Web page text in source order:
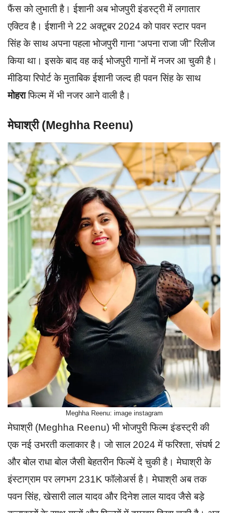
फैंस को लुभाती है। ईशानी अब भोजपुरी इंडस्ट्री में लगातार
एक्टिव है। ईशानी ने 22 अक्टूबर 2024 को पावर स्टार पवन
सिंह के साथ अपना पहला भोजपुरी गाना “अपना राजा जी” रिलीज
किया था। इसके बाद वह कई भोजपुरी गानों में नजर आ चुकी है।
मीडिया रिपोर्ट के मुताबिक ईशानी जल्द ही पवन सिंह के साथ
मोहराफिल्म में भी नजर आने वाली है।
मेघाश्री (Meghha Reenu)
Meghha Reenu: image instagram
मेघाश्री (Meghha Reenu) भी भोजपुरी फिल्म इंडस्ट्री की
एक नई उभरती कलाकार है। जो साल 2024 में फरिश्ता, संघर्ष 2
और बोल राधा बोल जैसी बेहतरीन फिल्में दे चुकी है। मेघाश्री के
इंस्टाग्राम पर लगभग 231K फॉलोअर्स है। मेघाश्री अब तक
पवन सिंह, खेसारी लाल यादव और दिनेश लाल यादव जैसे बड़े